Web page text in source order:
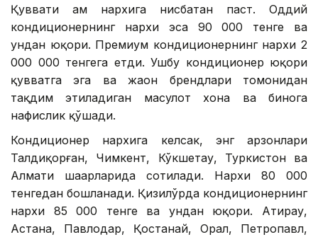
Қуввати ҳам нархига нисбатан паст. Оддий
кондиционернинг нархи эса 90 000 тенге ва
ундан юқори. Премиум кондиционернинг нархи 2
000 000 тенгега етди. Ушбу кондиционер юқори
қувватга эга ва жаҳон брендлари томонидан
тақдим этиладиган маҳсулот хона ва бинога
нафислик қўшади.
Кондиционер нархига келсак, энг арзонлари
Талдиқорған, Чимкент, Кўкшетау, Туркистон ва
Алмати шаҳарларида сотилади. Нархи 80 000
тенгедан бошланади. Қизилўрда кондиционернинг
нархи 85 000 тенге ва ундан юқори. Атирау,
Астана, Павлодар, Қостанай, Орал, Петропавл,